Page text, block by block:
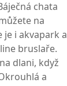
chata
na
je i akvapark a
bruslaře.
dlani, když
a